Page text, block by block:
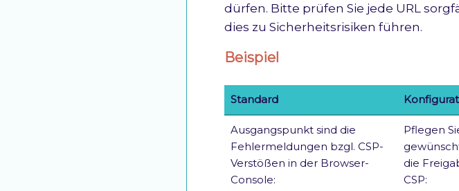
dürfen. Bitte prüfen Sie jede URL
dies zu Sicherheitsrisiken führen.
Beispiel
Standard
Ausgangspunkt sind die
Fehlermeldungen bzgl. CSP-
Verstößen in der Browser-
Console:
Pflegen
die
CSP: